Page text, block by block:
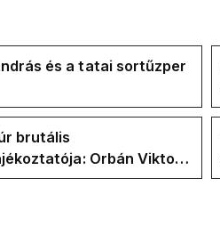
és a tatai sortűzper
brutális
Orbán Viktor
a felelős a